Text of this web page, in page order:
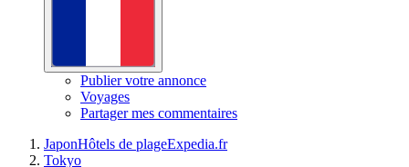
Publier votre annonce
Voyages
Partager mes commentaires
JaponHôtels de plageExpedia.fr
Tokyo